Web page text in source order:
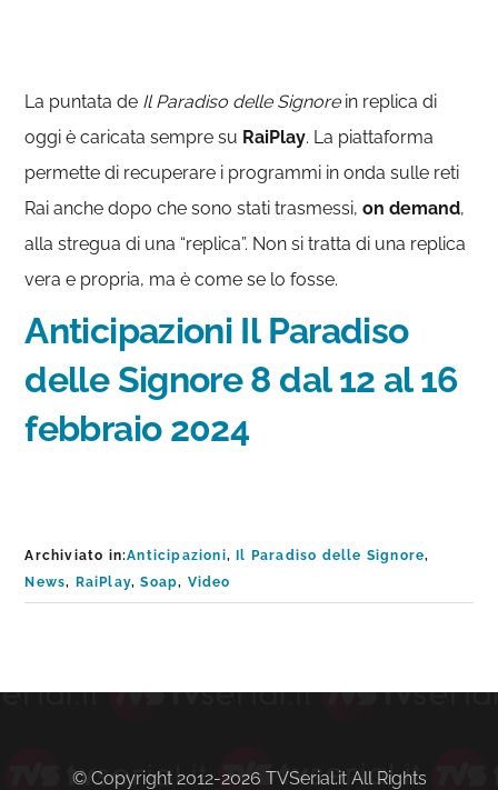
La puntata de Il Paradiso delle Signorein replica di
oggi è caricata sempre su RaiPlay. La piattaforma
permette di recuperare i programmi in onda sulle reti
Rai anche dopo che sono stati trasmessi, on demand,
alla stregua di una “replica”. Non si tratta di una replica
vera e propria, ma è come se lo fosse.
Anticipazioni Il Paradiso
delle Signore 8 dal 12 al 16
febbraio 2024
Archiviato in:Anticipazioni, Il Paradiso delle Signore,
News, RaiPlay,Soap, Video
primaria
© Copyright 2012-2026 TVSerial.it All Rights